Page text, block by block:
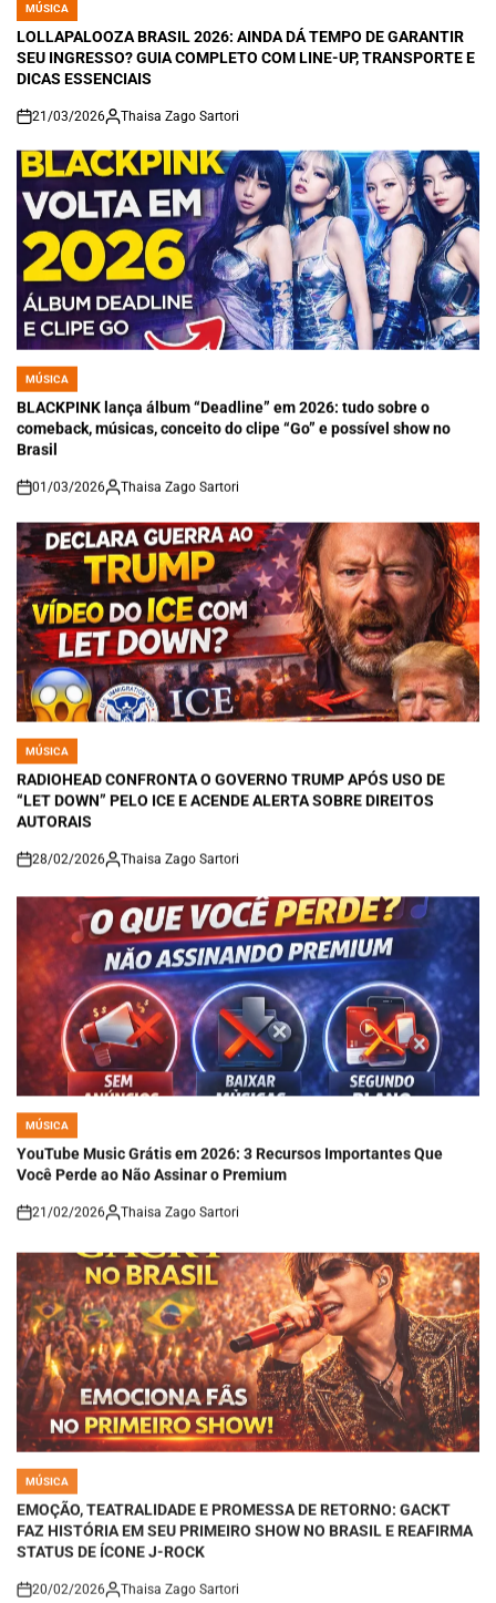
POSTED
IN
MÚSICA
LOLLAPALOOZA BRASIL 2026: AINDA DÁ TEMPO DE GARANTIR
SEU INGRESSO? GUIA COMPLETO COM LINE-UP, TRANSPORTE E
DICAS ESSENCIAIS
on
21/03/2026 Thaisa Zago Sartori
POSTED
IN
MÚSICA
BLACKPINK lança álbum “Deadline” em 2026: tudo sobre o
comeback, músicas, conceito do clipe “Go” e possível show no
Brasil
on
01/03/2026 Thaisa Zago Sartori
POSTED
MÚSICA
RADIOHEAD CONFRONTA O GOVERNO TRUMP APÓS USO DE
“LET DOWN” PELO ICE E ACENDE ALERTA SOBRE DIREITOS
AUTORAIS
on
28/02/2026 Thaisa Zago Sartori
POSTED
IN
MÚSICA
YouTube Music Grátis em 2026: 3 Recursos Importantes Que
Você Perde ao Não Assinar o Premium
on
POSTED
IN
EMOÇÃO, TEATRALIDADE E PROMESSA DE RETORNO: GACKT
FAZ HISTÓRIA EM SEU PRIMEIRO SHOW NO BRASIL E REAFIRMA
STATUS DE ÍCONE J-ROCK
on